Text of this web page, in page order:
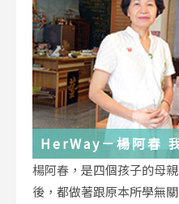
楊阿春，是四個孩子的母
後，都做著跟原本所學無